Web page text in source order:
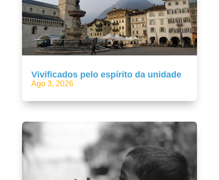
Vivificados pelo espírito da unidade
Ago 3, 2026